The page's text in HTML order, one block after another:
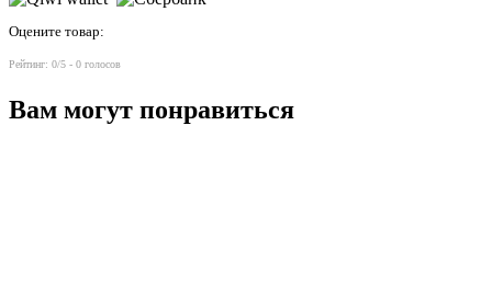
Оцените товар:
Рейтинг: 0/5 - 0 голосов
Вам могут понравиться